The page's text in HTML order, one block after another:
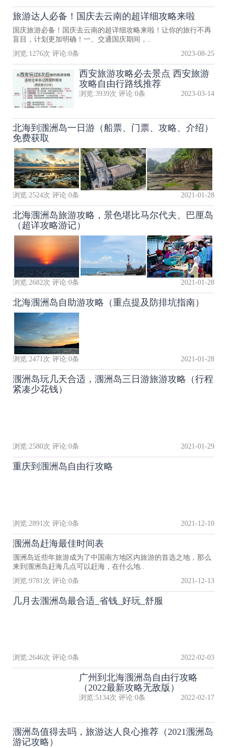
旅游达人必备！国庆去云南的超详细攻略来啦
国庆旅游必备！国庆去云南的超详细攻略来啦！让你的旅行不再
盲目，计划更加明确！一、交通国庆期间，..
浏览:1276次 评论:0条 2023-08-25
西安旅游攻略必去景点 西安旅游
攻略自由行路线推荐
浏览:3939次 评论:0条 2023-03-14
北海到涠洲岛一日游（船票、门票、攻略、介绍）
免费获取
浏览:2524次 评论:0条 2021-01-28
北海涠洲岛旅游攻略，景色堪比马尔代夫、巴厘岛
（超详攻略游记）
浏览:2682次 评论:0条 2021-01-28
北海涠洲岛自助游攻略（重点提及防排坑指南）
浏览:2471次 评论:0条 2021-01-28
涠洲岛玩几天合适，涠洲岛三日游旅游攻略（行程
紧凑少花钱）
浏览:2580次 评论:0条 2021-01-29
重庆到涠洲岛自由行攻略
浏览:2891 次 评论:0条 2021-12-10
涠洲岛赶海最佳时间表
涠洲岛近些年旅游成为了中国南方地区内旅游的首选之地，那么
来到涠洲岛赶海几点可以赶海，在什么地..
浏览:9781 次 评论:0条 2021-12-13
几月去涠洲岛最合适_省钱_好玩_舒服
浏览:2646次 评论:0条 2022-02-03
广州到北海涠洲岛自由行攻略
（2022最新攻略无敌版）
浏览:5134次 评论:0条 2022-02-17
涠洲岛值得去吗，旅游达人良心推荐（2021涠洲岛
游记攻略）